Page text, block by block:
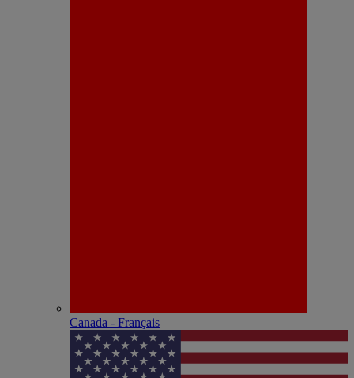
Canada - Français